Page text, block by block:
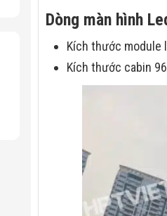
Dòng màn hình
Kích thước module
Kích thước cabin